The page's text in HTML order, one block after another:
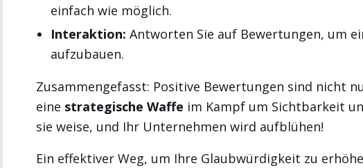
einfach wie möglich.
Interaktion: Antworten Sie auf Bewertungen, um
aufzubauen.
Zusammengefasst: Positive Bewertungen sind nicht
eine strategische Waffe im Kampf um Sichtbarkeit
sie weise, und Ihr Unternehmen wird aufblühen!
Ein effektiver Weg, um Ihre Glaubwürdigkeit zu